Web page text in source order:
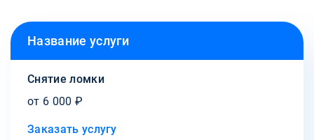
Название услуги
Снятие ломки
от 6 000 ₽
Заказать услугу